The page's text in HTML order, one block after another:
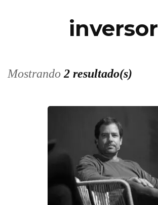
inversor
Mostrando 2 resultado(s)